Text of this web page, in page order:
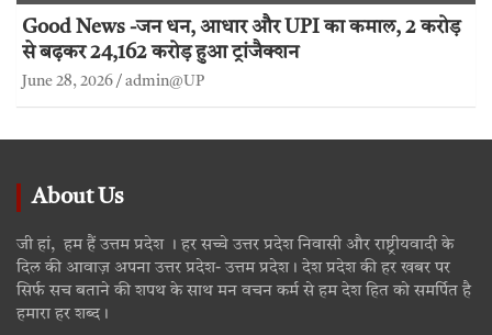
Good News -जन धन, आधार और UPI का कमाल, 2 करोड़
से बढ़कर 24,162 करोड़ हुआ ट्रांजैक्शन
June 28, 2026 admin@UP
About Us
जी हां, हम हैं उत्तम प्रदेश । हर सच्चे उत्तर प्रदेश निवासी और राष्ट्रीयवादी के
दिल की आवाज़ अपना उत्तर प्रदेश- उत्तम प्रदेश। देश प्रदेश की हर खबर पर
सिर्फ सच बताने की शपथ के साथ मन वचन कर्म से हम देश हित को समर्पित है
हमारा हर शब्द।